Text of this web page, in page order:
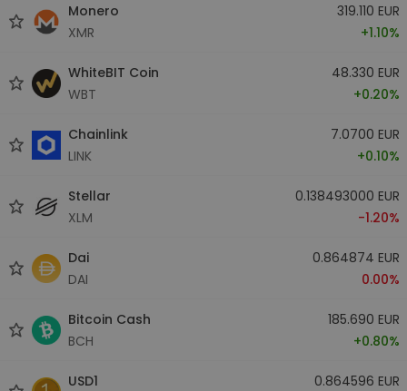
Monero
XMR
319.110 EUR
+1.10%
WhiteBIT Coin
WBT
48.330 EUR
+0.20%
Chainlink
LINK
7.0700 EUR
+0.10%
Stellar
XLM
0.138493000 EUR
-1.20%
Dai
DAI
0.864874 EUR
0.00%
Bitcoin Cash
BCH
185.690 EUR
+0.80%
USD1
0.864596 EUR